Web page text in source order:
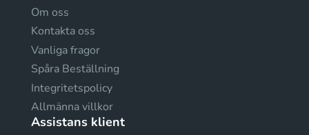
Om oss
Kontakta oss
Vanliga fragor
Spåra Beställning
Integritetspolicy
Allmänna villkor
Assistans klient